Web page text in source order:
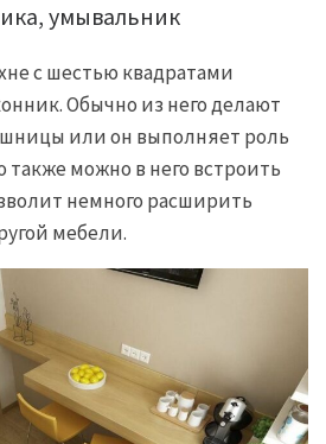
умывальник
с шестью квадратами
Обычно из него делают
или он выполняет роль
также можно в него встроить
немного расширить
мебели.